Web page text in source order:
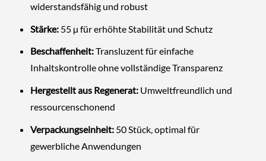
widerstandsfähig und robust
Stärke:55 µ für erhöhte Stabilität und Schutz
Beschaffenheit:Transluzent für einfache
Inhaltskontrolle ohne vollständige Transparenz
Hergestellt aus Regenerat:Umweltfreundlich und
ressourcenschonend
Verpackungseinheit:50 Stück, optimal für
gewerbliche Anwendungen